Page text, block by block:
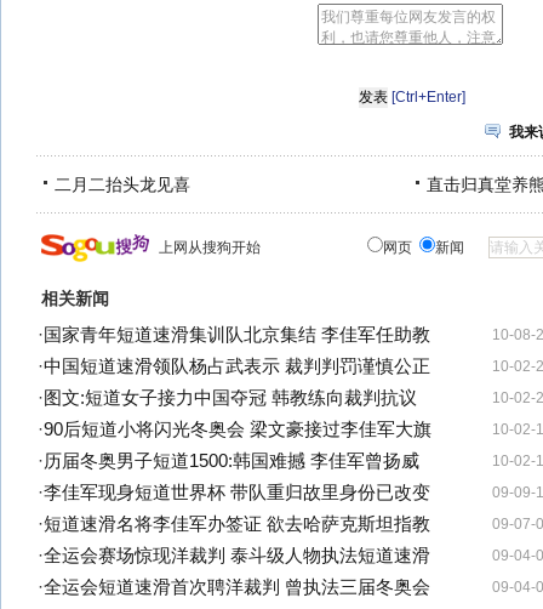
[Ctrl+Enter]
我来
二月二抬头龙见喜 直击归真堂养
上网从搜狗开始 网页 新闻
相关新闻
10-08-
· 国家青年短道速滑集训队北京集结 李佳军任助教
10-02-
·中国短道速滑领队杨占武表示 裁判判罚谨慎公正
10-02-
· 图文:短道女子接力中国夺冠 韩教练向裁判抗议
10-02-
·90后短道小将闪光冬奥会 梁文豪接过李佳军大旗
10-02-
·历届冬奥男子短道1500:韩国难撼 李佳军曾扬威
09-09-
·李佳军现身短道世界杯 带队重归故里身份已改变
09-07-
·短道速滑名将李佳军办签证 欲去哈萨克斯坦指教
09-04-
·全运会赛场惊现洋裁判 泰斗级人物执法短道速滑
09-04-
·全运会短道速滑首次聘洋裁判 曾执法三届冬奥会